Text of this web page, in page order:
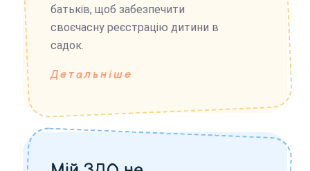
батьків, щоб забезпечити
своєчасну реєстрацію дитини в
садок.
Детальніше